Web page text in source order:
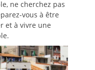
ne cherchez pas
vous à être
et à vivre une